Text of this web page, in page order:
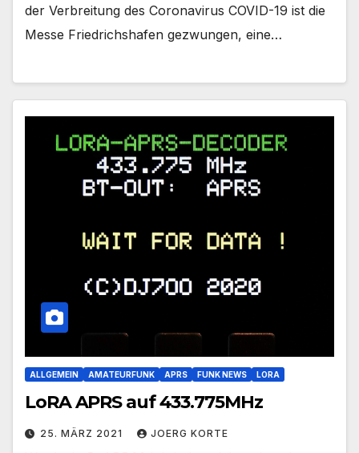
der Verbreitung des Coronavirus COVID-19 ist die
Messe Friedrichshafen gezwungen, eine…
ALLGEMEIN AMATEURFUNK APRS FUNK NEWS LORA
LoRA APRS auf 433.775MHz
25. MÄRZ 2021 JOERG KORTE